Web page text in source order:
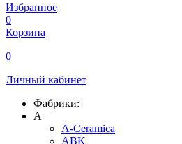
Избранное
0
Корзина
0
Личный кабинет
Фабрики:
A
A-Ceramica
ABK